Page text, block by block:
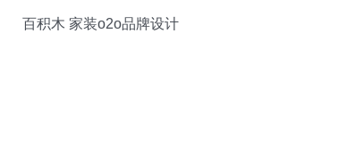
百积木 家装o2o品牌设计